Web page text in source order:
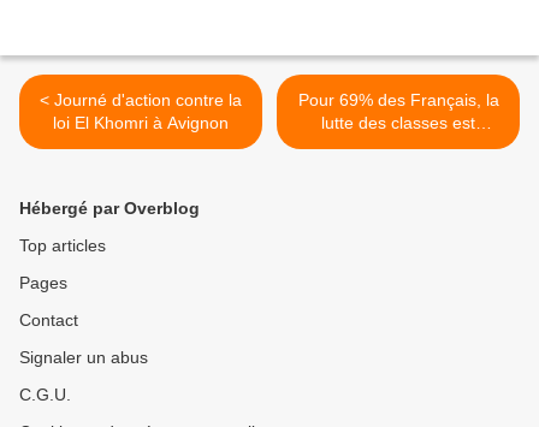
< Journé d'action contre la
loi El Khomri à Avignon
Pour 69% des Français, la
lutte des classes est
toujours une réalité >
Hébergé par Overblog
Top articles
Pages
Contact
Signaler un abus
C.G.U.